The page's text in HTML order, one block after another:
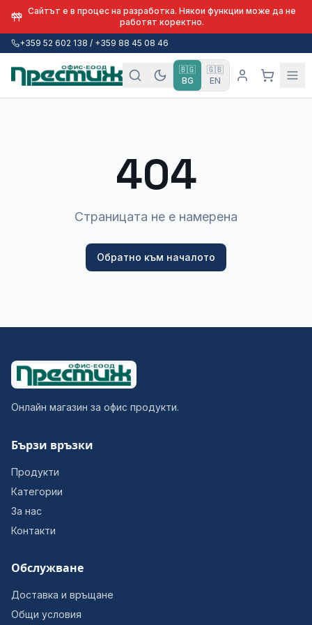
Сайтът е в процес на разработка. Някои функции може да не
работят коректно.
+359 52 602 138 / +359 88 45 08 46
🇧🇬
BG
🇬🇧
EN
404
Страницата не е намерена
Обратно към началото
Онлайн магазин за офис продукти.
Бързи връзки
Продукти
Категории
За нас
Контакти
Обслужване
Доставка и връщане
Общи условия